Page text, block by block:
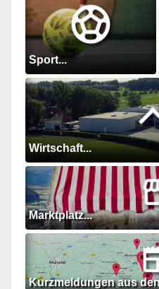
Sport...
Wirtschaft...
Marktplatz...
Kurzmeldungen aus